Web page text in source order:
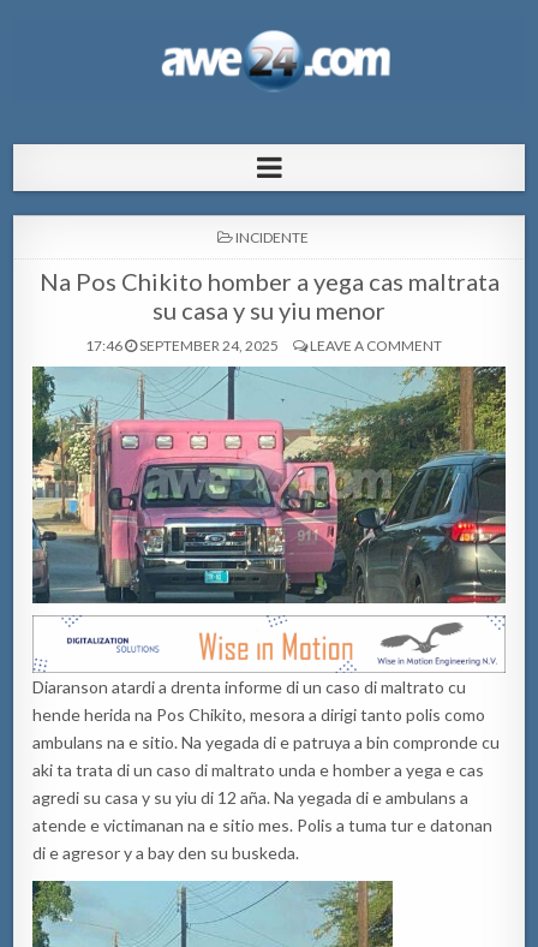
pa Aruba
POSTED
INCIDENTE
Na Pos Chikito homber a yega cas maltrata
su casa y su yiu menor
17:46 SEPTEMBER 24, 2025 LEAVE A COMMENT
Diaranson atardi a drenta informe di un caso di maltrato cu
hende herida na Pos Chikito, mesora a dirigi tanto polis como
ambulans na e sitio. Na yegada di e patruya a bin compronde cu
aki ta trata di un caso di maltrato unda e homber a yega e cas
agredi su casa y su yiu di 12 aña. Na yegada di e ambulans a
atende e victimanan na e sitio mes. Polis a tuma tur e datonan
di e agresor y a bay den su buskeda.